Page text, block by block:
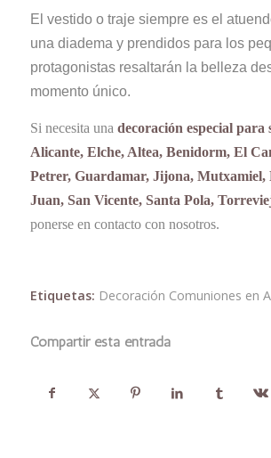
El vestido o traje siempre es el
una diadema y prendidos para los
protagonistas resaltarán la belleza
momento único.
Si necesita una decoración especial para
Alicante, Elche, Altea, Benidorm, El
Petrer, Guardamar, Jijona, Mutxamiel,
Juan, San Vicente, Santa Pola,
ponerse en contacto con nosotros.
Etiquetas: Decoración Comuniones en
Compartir esta entrada